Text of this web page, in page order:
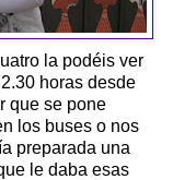
la podéis ver
horas desde
que se pone
los buses o nos
preparada una
le daba esas